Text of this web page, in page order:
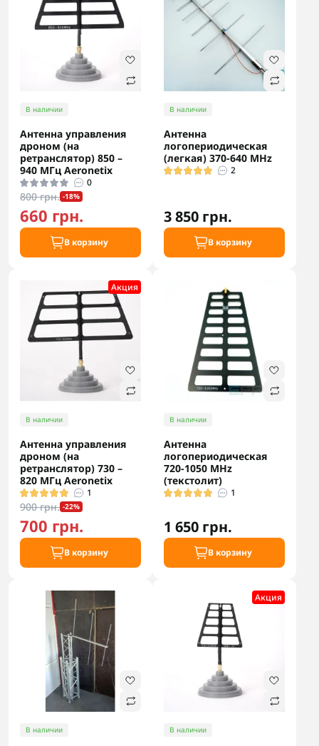
В наличии
Антенна управления
дроном (на
ретранслятор) 850 –
940 МГц Aeronetix
0
800 грн. -18%
660 грн.
В корзину
В наличии
Антенна
логопериодическая
(легкая) 370-640 MHz
2
3 850 грн.
В корзину
Акция
В наличии
Антенна управления
дроном (на
ретранслятор) 730 –
820 МГц Aeronetix
1
900 грн. -22%
700 грн.
В корзину
В наличии
Антенна
логопериодическая
720-1050 MHz
(текстолит)
1
1 650 грн.
В корзину
В наличии
Акция
В наличии